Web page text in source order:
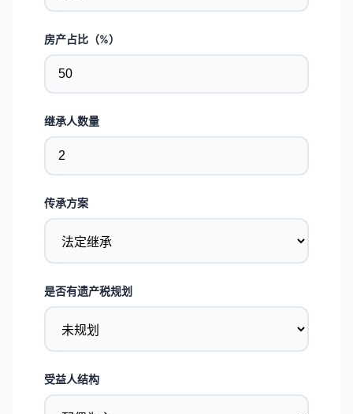
房产占比（%）
继承人数量
传承方案
是否有遗产税规划
受益人结构